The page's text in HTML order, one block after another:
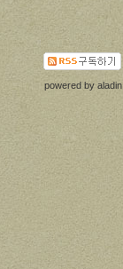
powered by aladin